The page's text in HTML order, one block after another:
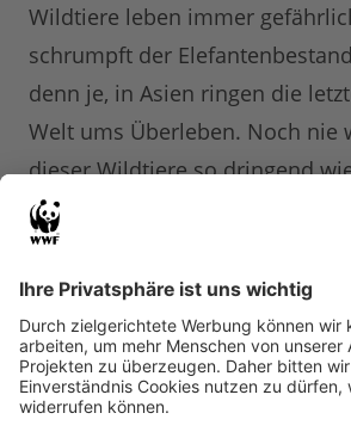
Wildtiere leben immer
schrumpft der
denn je, in Asien ringen die
Welt ums Überleben. Noch nie
dieser Wildtiere so dringend
Wilderei ist zu einem
organisierten Verbrechen
Helikoptern und
die Wilderei-Mafia jährlich
und Nashörner – und kassiert